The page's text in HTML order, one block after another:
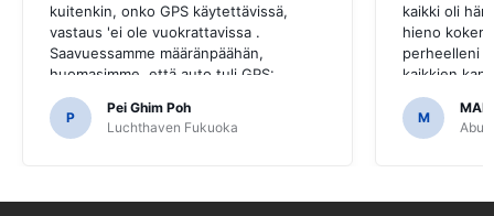
kuitenkin, onko GPS käytettävissä,
vastaus 'ei ole vuokrattavissa .
Saavuessamme määränpäähän,
huomasimme, että auto tuli GPS:
llä.Olisi ollut kauheaa, jos olisimme
päättäneet ostaa GPS, koska se oli
välttämätöntä liikkua japanilaisilla teillä.
P
Pei Ghim Poh
Luchthaven Fukuoka
kaikki oli
hieno
perheelleni
kaikkien
M
Abu